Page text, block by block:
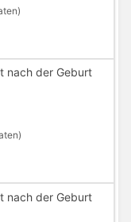
nach der Geburt
nach der Geburt